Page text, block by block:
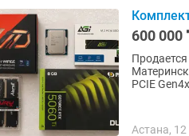
600 000
PCIE
Астана,